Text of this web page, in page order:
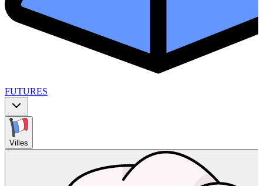
FUTURES
Villes